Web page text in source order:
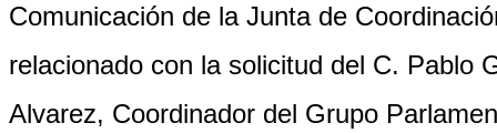
Comunicación de la Junta de
relacionado con la solicitud del C. Pablo
Alvarez, Coordinador del Grupo